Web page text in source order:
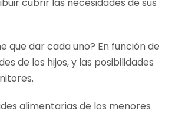
que dar cada uno? En función de
de los hijos, y las posibilidades
alimentarias de los menores